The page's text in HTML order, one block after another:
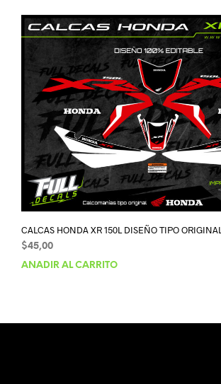
CALCAS HONDA XR 150L DISEÑO TIPO ORIGINAL
$45,00
AÑADIR AL CARRITO